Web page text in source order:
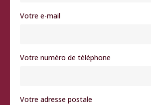
Votre e-mail
Votre numéro de téléphone
Votre adresse postale